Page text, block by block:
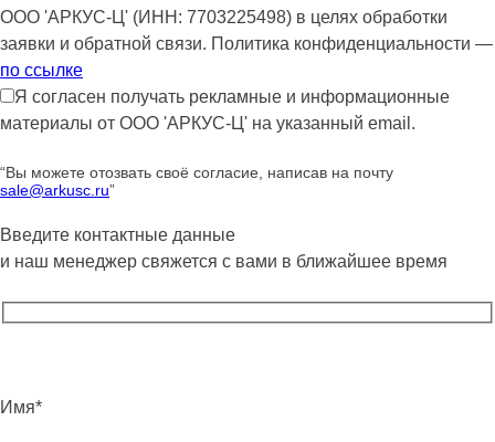
ООО 'АРКУС-Ц' (ИНН: 7703225498) в целях обработки
заявки и обратной связи. Политика конфиденциальности —
по ссылке
Я согласен получать рекламные и информационные
материалы от ООО 'АРКУС-Ц' на указанный email.
“Вы можете отозвать своё согласие, написав на почту
sale@arkusc.ru”
Введите контактные данные
и наш менеджер свяжется с вами в ближайшее время
Имя*